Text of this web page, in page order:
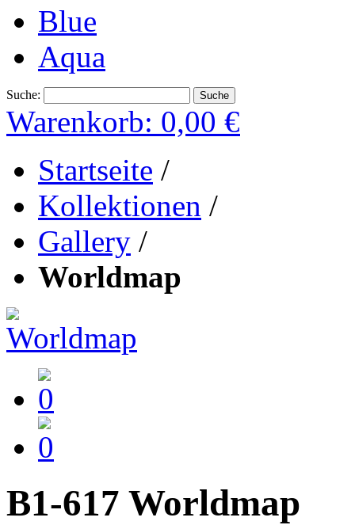
Blue
Aqua
Suche: Suche
Warenkorb: 0,00 €
Startseite /
Kollektionen /
Gallery /
Worldmap
B1-617 Worldmap